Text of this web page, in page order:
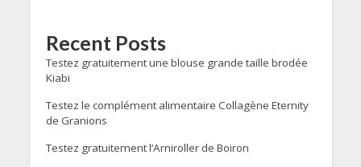
Recent Posts
Testez gratuitement une blouse grande taille brodée
Kiabi
Testez le complément alimentaire Collagène Eternity
de Granions
Testez gratuitement l’Arniroller de Boiron